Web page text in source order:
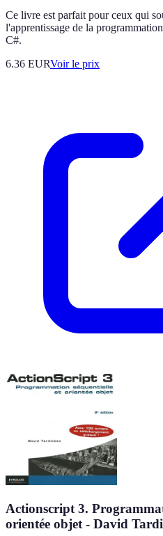
Ce livre est parfait pour ceux qui
l'apprentissage de la
C#.
6.36 EURVoir le prix
Actionscript 3.
orientée objet - David